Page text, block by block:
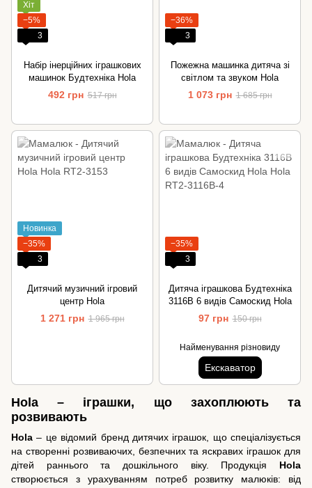
Хіт
−5%
3
Набір інерційних іграшкових
машинок Будтехніка Hola
492 грн 517 грн
−36%
3
Пожежна машинка дитяча зі
світлом та звуком Hola
1 073 грн 1 685 грн
Новинка
−35%
3
Дитячий музичний ігровий
центр Hola
1 271 грн 1 965 грн
−35%
3
Дитяча іграшкова Будтехніка
3116B 6 видів Самоскид Hola
97 грн 150 грн
Найменування різновиду
Екскаватор
Hola – іграшки, що захоплюють та
розвивають
Hola – це відомий бренд дитячих іграшок, що спеціалізується
на створенні розвиваючих, безпечних та яскравих іграшок для
дітей раннього та дошкільного віку. Продукція Hola
створюється з урахуванням потреб розвитку малюків: від